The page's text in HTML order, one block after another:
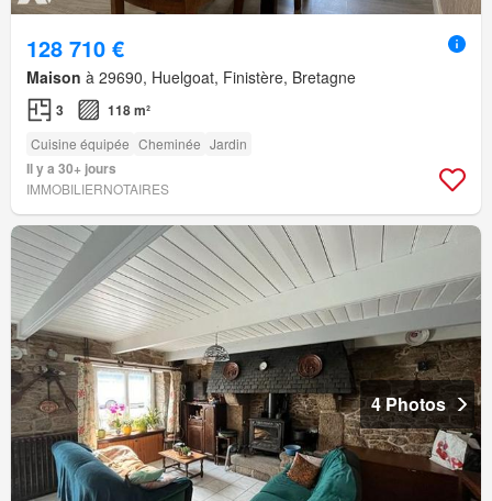
128 710 €
Maison à 29690, Huelgoat, Finistère, Bretagne
3 118 m²
Cuisine équipée Cheminée Jardin
Il y a 30+ jours
IMMOBILIERNOTAIRES
4 Photos